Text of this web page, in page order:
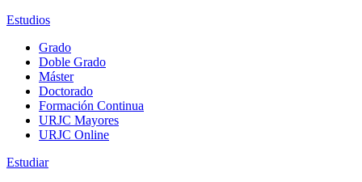
Estudios
Grado
Doble Grado
Máster
Doctorado
Formación Continua
URJC Mayores
URJC Online
Estudiar